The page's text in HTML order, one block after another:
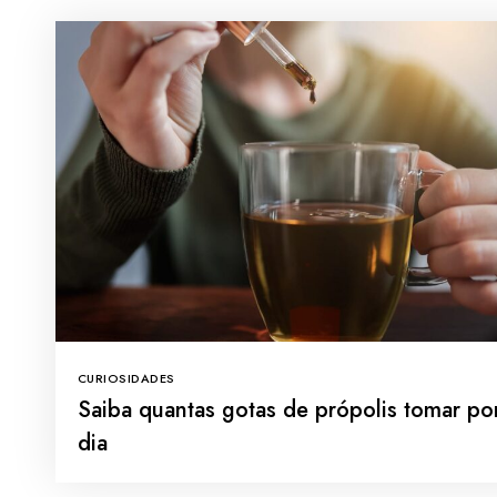
CURIOSIDADES
Saiba quantas gotas de própolis tomar
dia